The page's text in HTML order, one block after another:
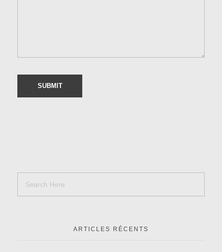
ARTICLES RÉCENTS